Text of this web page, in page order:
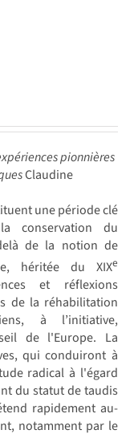
pionnières
Claudine
une période clé
conservation du
de la notion de
héritée du XIXe
et réflexions
de la réhabilitation
à l’initiative,
de l'Europe. La
qui conduiront à
radical à l'égard
du statut de taudis
rapidement au-
notamment par le